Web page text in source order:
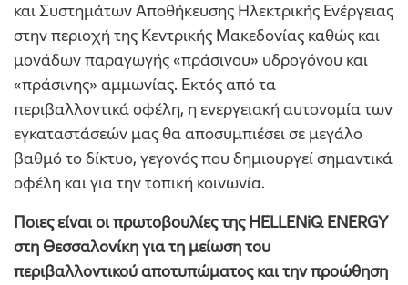
και Συστημάτων Αποθήκευσης Ηλεκτρικής Ενέργειας
στην περιοχή της Κεντρικής Μακεδονίας καθώς και
μονάδων παραγωγής «πράσινου» υδρογόνου και
«πράσινης» αμμωνίας. Εκτός από τα
περιβαλλοντικά οφέλη, η ενεργειακή αυτονομία των
εγκαταστάσεών μας θα αποσυμπιέσει σε μεγάλο
βαθμό το δίκτυο, γεγονός που δημιουργεί σημαντικά
οφέλη και για την τοπική κοινωνία.
Ποιες είναι οι πρωτοβουλίες της HELLENiQ ENERGY
στη Θεσσαλονίκη για τη μείωση του
περιβαλλοντικού αποτυπώματος και την προώθηση